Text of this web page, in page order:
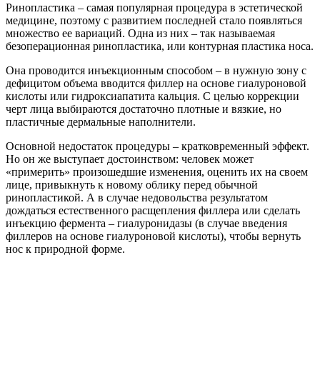
Ринопластика – самая популярная процедура в эстетической
медицине, поэтому с развитием последней стало появляться
множество ее вариаций. Одна из них – так называемая
безоперационная ринопластика, или контурная пластика носа.
Она проводится инъекционным способом – в нужную зону с
дефицитом объема вводится филлер на основе гиалуроновой
кислоты или гидроксиапатита кальция. С целью коррекции
черт лица выбираются достаточно плотные и вязкие, но
пластичные дермальные наполнители.
Основной недостаток процедуры – кратковременный эффект.
Но он же выступает достоинством: человек может
«примерить» произошедшие изменения, оценить их на своем
лице, привыкнуть к новому облику перед обычной
ринопластикой. А в случае недовольства результатом
дождаться естественного расщепления филлера или сделать
инъекцию фермента – гиалуронидазы (в случае введения
филлеров на основе гиалуроновой кислоты), чтобы вернуть
нос к природной форме.